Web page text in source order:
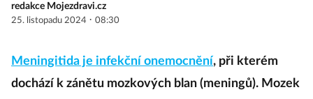
redakce Mojezdravi.cz
25. listopadu 2024 · 08:30
Meningitida je infekční onemocnění, při kterém
dochází k zánětu mozkových blan (meningů). Mozek